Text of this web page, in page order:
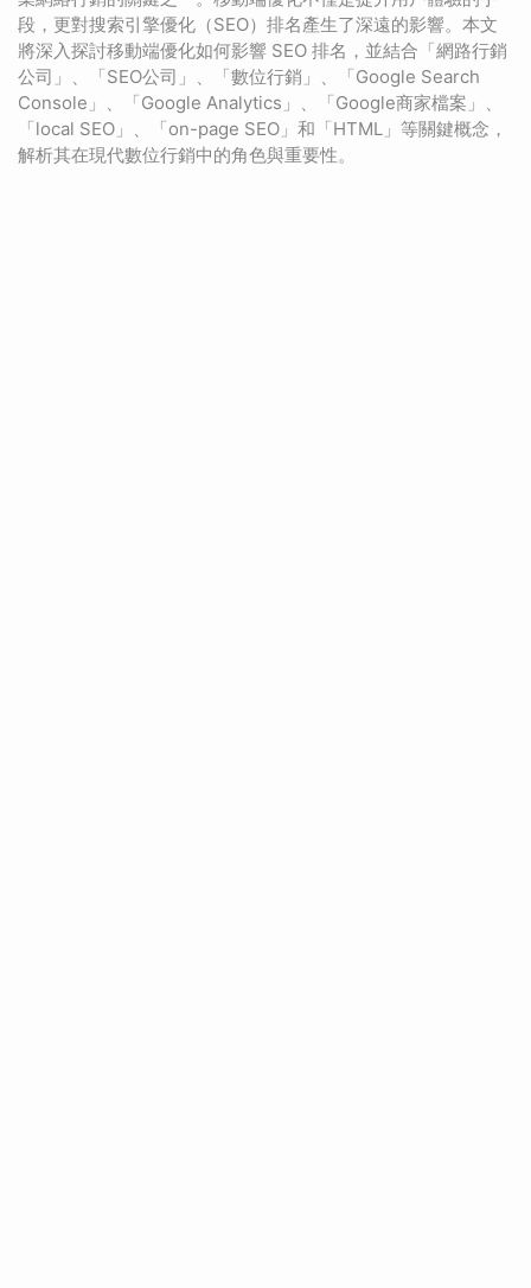
段，更對搜索引擎優化（SEO）排名產生了深遠的影響。本文
將深入探討移動端優化如何影響 SEO 排名，並結合「網路行銷
公司」、「SEO公司」、「數位行銷」、「Google Search
Console」、「Google Analytics」、「Google商家檔案」、
「local SEO」、「on-page SEO」和「HTML」等關鍵概念，
解析其在現代數位行銷中的角色與重要性。